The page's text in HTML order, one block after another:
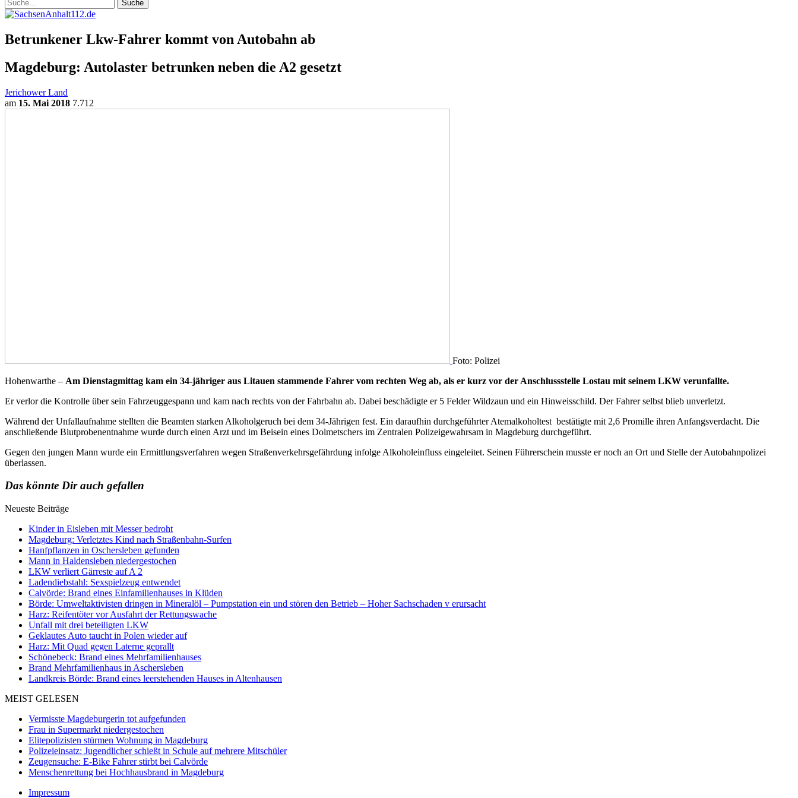
Betrunkener Lkw-Fahrer kommt von Autobahn ab
Magdeburg: Autolaster betrunken neben die A2 gesetzt
Jerichower Land
am 15. Mai 2018 7.712
Foto: Polizei
Hohenwarthe – Am Dienstagmittag kam ein 34-jähriger aus Litauen stammende Fahrer vom rechten Weg ab, als er kurz vor der Anschlussstelle Lostau mit seinem LKW verunfallte.
Er verlor die Kontrolle über sein Fahrzeuggespann und kam nach rechts von der Fahrbahn ab. Dabei beschädigte er 5 Felder Wildzaun und ein Hinweisschild. Der Fahrer selbst blieb unverletzt.
Während der Unfallaufnahme stellten die Beamten starken Alkoholgeruch bei dem 34-Jährigen fest. Ein daraufhin durchgeführter Atemalkoholtest bestätigte mit 2,6 Promille ihren Anfangsverdacht. Die
anschließende Blutprobenentnahme wurde durch einen Arzt und im Beisein eines Dolmetschers im Zentralen Polizeigewahrsam in Magdeburg durchgeführt.
Gegen den jungen Mann wurde ein Ermittlungsverfahren wegen Straßenverkehrsgefährdung infolge Alkoholeinfluss eingeleitet. Seinen Führerschein musste er noch an Ort und Stelle der Autobahnpolizei
überlassen.
Das könnte Dir auch gefallen
Neueste Beiträge
Kinder in Eisleben mit Messer bedroht
Magdeburg: Verletztes Kind nach Straßenbahn-Surfen
Hanfpflanzen in Oschersleben gefunden
Mann in Haldensleben niedergestochen
LKW verliert Gärreste auf A 2
Ladendiebstahl: Sexspielzeug entwendet
Calvörde: Brand eines Einfamilienhauses in Klüden
Börde: Umweltaktivisten dringen in Mineralöl – Pumpstation ein und stören den Betrieb – Hoher Sachschaden v erursacht
Harz: Reifentöter vor Ausfahrt der Rettungswache
Unfall mit drei beteiligten LKW
Geklautes Auto taucht in Polen wieder auf
Harz: Mit Quad gegen Laterne geprallt
Schönebeck: Brand eines Mehrfamilienhauses
Brand Mehrfamilienhaus in Aschersleben
Landkreis Börde: Brand eines leerstehenden Hauses in Altenhausen
MEIST GELESEN
Vermisste Magdeburgerin tot aufgefunden
Frau in Supermarkt niedergestochen
Elitepolizisten stürmen Wohnung in Magdeburg
Polizeieinsatz: Jugendlicher schießt in Schule auf mehrere Mitschüler
Zeugensuche: E-Bike Fahrer stirbt bei Calvörde
Menschenrettung bei Hochhausbrand in Magdeburg
Impressum